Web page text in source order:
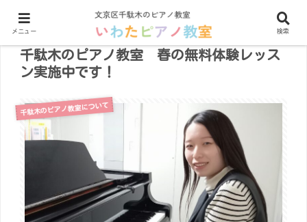
千駄木のピアノ教室 春の無料体験レッス
ン実施中です！
千駄木のピアノ教室について
メニュー 検索